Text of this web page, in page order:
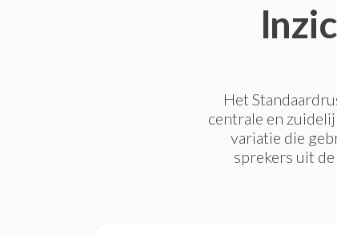
Het
centrale en
variatie die
sprekers uit